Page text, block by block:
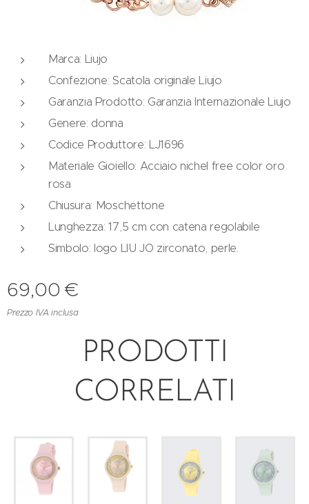
Marca: Liujo
Confezione: Scatola originale Liujo
Garanzia Prodotto: Garanzia Internazionale Liujo
Genere: donna
Codice Produttore: LJ1696
Materiale Gioiello: Acciaio nichel free color oro
rosa
Chiusura: Moschettone
Lunghezza: 17,5 cm con catena regolabile
Simbolo: logo LIU JO zirconato, perle.
69,00 €
Prezzo IVA inclusa
PRODOTTI
CORRELATI